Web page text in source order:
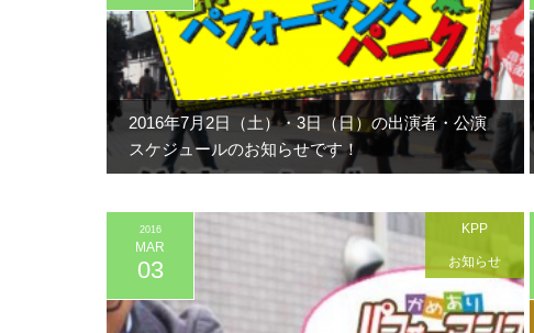
2016年7月2日（土）・3日（日）の出演者・公演
スケジュールのお知らせです！
2016
MAR
03
KPP
お知らせ